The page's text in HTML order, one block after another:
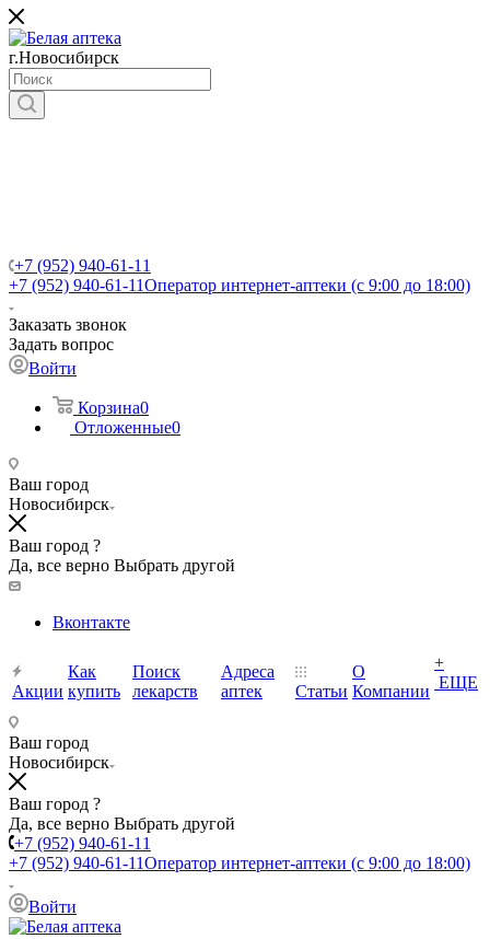
г.Новосибирск
+7 (952) 940-61-11
+7 (952) 940-61-11Оператор интернет-аптеки (с 9:00 до 18:00)
Заказать звонок
Задать вопрос
Войти
Корзина0
Отложенные0
Ваш город
Новосибирск
Ваш город ?
Да, все верно Выбрать другой
Вконтакте
Акции
Как
купить
Поиск
лекарств
Адреса
аптек
Статьи
О
Компании
+
ЕЩЕ
Ваш город
Новосибирск
Ваш город ?
Да, все верно Выбрать другой
+7 (952) 940-61-11
+7 (952) 940-61-11Оператор интернет-аптеки (с 9:00 до 18:00)
Войти